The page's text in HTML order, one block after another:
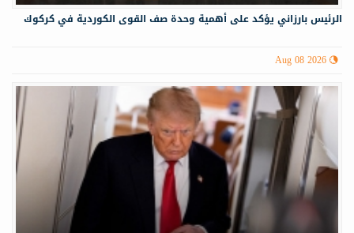
الرئيس بارزاني يؤكد على أهمية وحدة صف القوى الكوردية في كركوك
Aug 08 2026